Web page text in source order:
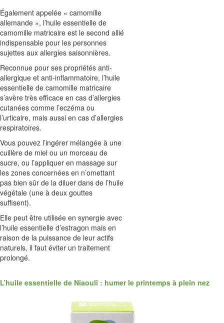
Également appelée « camomille
allemande », l’huile essentielle de
camomille matricaire est le second allié
indispensable pour les personnes
sujettes aux allergies saisonnières.
Reconnue pour ses propriétés anti-
allergique et anti-inflammatoire, l’huile
essentielle de camomille matricaire
s’avère très efficace en cas d’allergies
cutanées comme l’eczéma ou
l’urticaire, mais aussi en cas d’allergies
respiratoires.
Vous pouvez l’ingérer mélangée à une
cuillère de miel ou un morceau de
sucre, ou l’appliquer en massage sur
les zones concernées en n’omettant
pas bien sûr de la diluer dans de l’huile
végétale (une à deux gouttes
suffisent).
Elle peut être utilisée en synergie avec
l’huile essentielle d’estragon mais en
raison de la puissance de leur actifs
naturels, il faut éviter un traitement
prolongé.
L’huile essentielle de Niaouli : humer le printemps à plein nez